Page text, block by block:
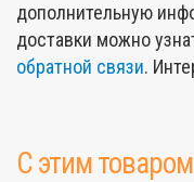
дополнительную
доставки можно
обратной связи.
С этим